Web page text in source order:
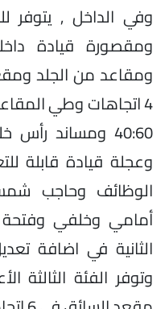
وفي الداخل , يتوفر
ومقصورة قيادة
ومقاعد من الجلد
4 اتجاهات وطي
وعجلة قيادة قابلة
الوظائف وحاجب
أمامي وخلفي وفتحة
الثانية في اضافة
وتوفر الفئة الثالثة